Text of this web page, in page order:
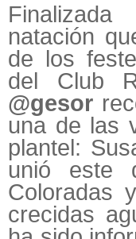
natación
de los
del Club
@gesor
una de las
plantel:
unió este
Coloradas
crecidas